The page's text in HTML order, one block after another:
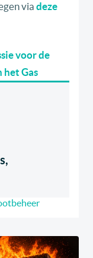
via deze
voor de
het Gas